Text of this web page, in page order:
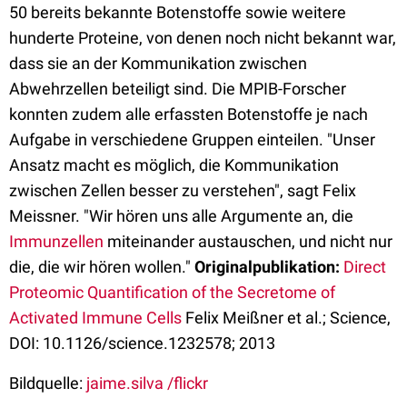
50 bereits bekannte Botenstoffe sowie weitere
hunderte Proteine, von denen noch nicht bekannt war,
dass sie an der Kommunikation zwischen
Abwehrzellen beteiligt sind. Die MPIB-Forscher
konnten zudem alle erfassten Botenstoffe je nach
Aufgabe in verschiedene Gruppen einteilen. "Unser
Ansatz macht es möglich, die Kommunikation
zwischen Zellen besser zu verstehen", sagt Felix
Meissner. "Wir hören uns alle Argumente an, die
Immunzellen miteinander austauschen, und nicht nur
die, die wir hören wollen." Originalpublikation: Direct
Proteomic Quantification of the Secretome of
Activated Immune Cells Felix Meißner et al.; Science,
DOI: 10.1126/science.1232578; 2013
Bildquelle: jaime.silva /flickr